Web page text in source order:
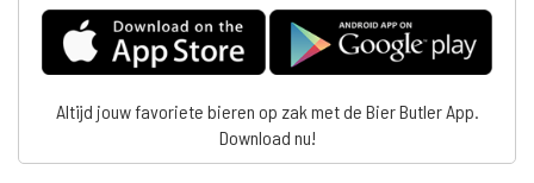
Altijd jouw favoriete bieren op zak met de Bier Butler App.
Download nu!